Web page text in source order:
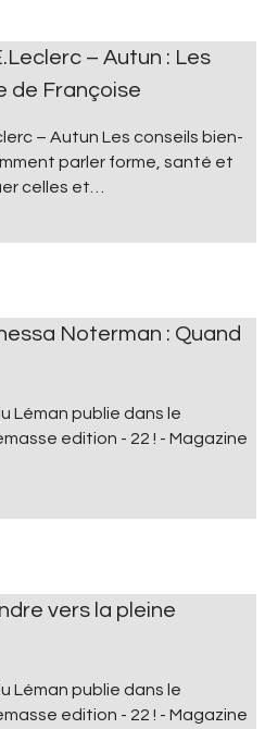
– Autun : Les
de Françoise
– Autun Les conseils bien-
parler forme, santé et
celles et…
Noterman : Quand
Léman publie dans le
edition - 22 ! - Magazine
vers la pleine
Léman publie dans le
edition - 22 ! - Magazine